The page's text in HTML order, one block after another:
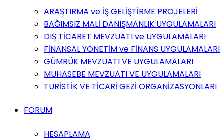
ARAŞTIRMA ve İŞ GELİŞTİRME PROJELERİ
BAĞIMSIZ MALİ DANIŞMANLIK UYGULAMALARI
DIŞ TİCARET MEVZUATI ve UYGULAMALARI
FİNANSAL YÖNETİM ve FİNANS UYGULAMALARI
GÜMRÜK MEVZUATI VE UYGULAMALARI
MUHASEBE MEVZUATI VE UYGULAMALARI
TURİSTİK VE TİCARİ GEZİ ORGANİZASYONLARI
FORUM
HESAPLAMA